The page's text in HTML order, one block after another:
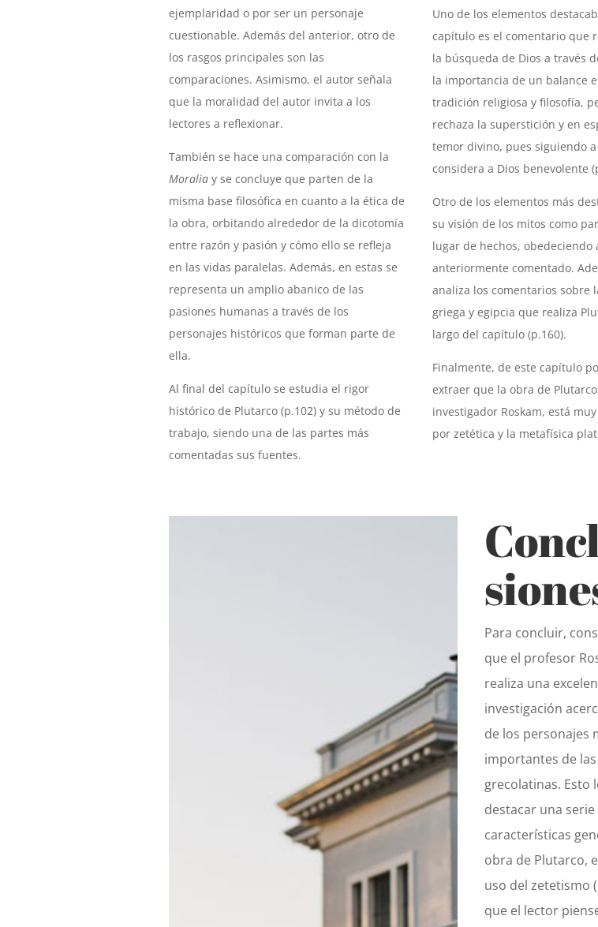
ejemplaridad o por ser un personaje
cuestionable. Además del anterior, otro de
los rasgos principales son las
comparaciones. Asimismo, el autor señala
que la moralidad del autor invita a los
lectores a reflexionar.
También se hace una comparación con la
Moralia y se concluye que parten de la
misma base filosófica en cuanto a la ética de
la obra, orbitando alrededor de la dicotomía
entre razón y pasión y cómo ello se refleja
en las vidas paralelas. Además, en estas se
representa un amplio abanico de las
pasiones humanas a través de los
personajes históricos que forman parte de
ella.
Al final del capítulo se estudia el rigor
histórico de Plutarco (p.102) y su método de
trabajo, siendo una de las partes más
comentadas sus fuentes.
Uno de los elementos
capítulo es el comentario que
la búsqueda de Dios a través
la importancia de un balance
tradición religiosa y filosofía,
rechaza la superstición y en
temor divino, pues siguiendo a
considera a Dios benevolente
Otro de los elementos más
su visión de los mitos como
lugar de hechos, obedeciendo
anteriormente comentado.
analiza los comentarios sobre
griega y egipcia que realiza
largo del capítulo (p.160).
Finalmente, de este capítulo
extraer que la obra de
investigador Roskam, está
por zetética y la metafísica
Para concluir,
que el profesor
realiza una
investigación
de los personajes
importantes de
grecolatinas. Esto
destacar una serie
características
obra de Plutarco,
uso del zetetismo
que el lector